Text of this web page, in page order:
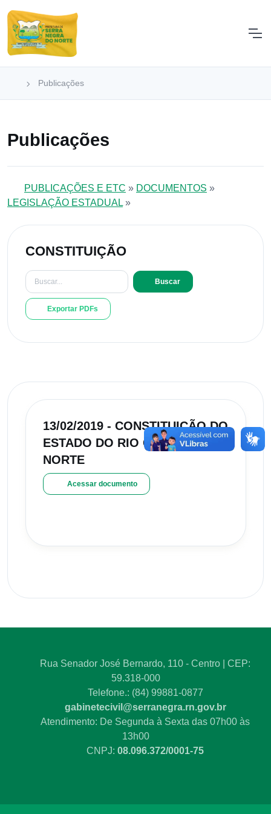
Publicações
Publicações
PUBLICAÇÕES E ETC » DOCUMENTOS »
LEGISLAÇÃO ESTADUAL »
CONSTITUIÇÃO
Buscar
Exportar PDFs
13/02/2019 - CONSTITUIÇÃO DO
ESTADO DO RIO GRANDE DO
NORTE
Acessar documento
Rua Senador José Bernardo, 110 - Centro | CEP:
59.318-000
Telefone.: (84) 99881-0877
gabinetecivil@serranegra.rn.gov.br
Atendimento: De Segunda à Sexta das 07h00 às
13h00
CNPJ: 08.096.372/0001-75